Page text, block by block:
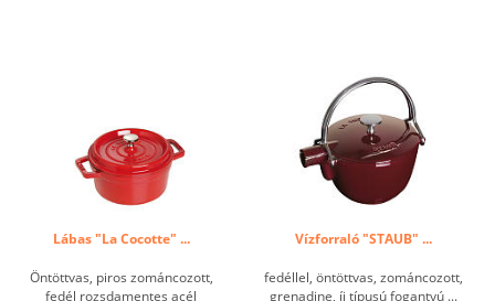
hőtárolás, ...
Lábas "La Cocotte" ...
Öntöttvas, piros zománcozott,
fedél rozsdamentes acél
Vízforraló "STAUB" ...
fedéllel, öntöttvas, zománcozott,
grenadine, íj típusú fogantyú ...